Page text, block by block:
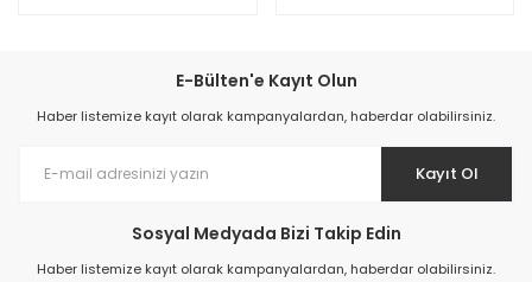
E-Bülten'e Kayıt Olun
Haber listemize kayıt olarak kampanyalardan, haberdar olabilirsiniz.
Kayıt Ol
Sosyal Medyada Bizi Takip Edin
Haber listemize kayıt olarak kampanyalardan, haberdar olabilirsiniz.